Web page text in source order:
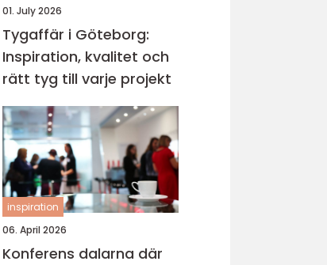
01. July 2026
Tygaffär i Göteborg:
Inspiration, kvalitet och
rätt tyg till varje projekt
inspiration
06. April 2026
Konferens dalarna där